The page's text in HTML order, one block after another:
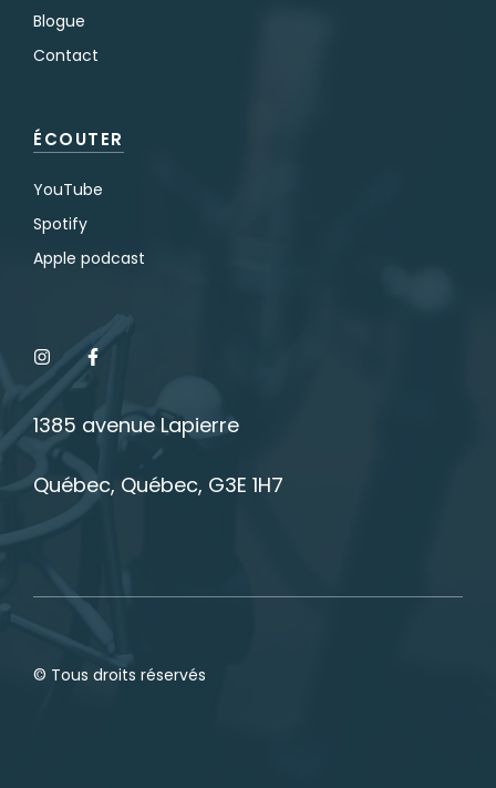
Blogue
Contact
ÉCOUTER
YouTube
Spotify
Apple podcast
1385 avenue Lapierre
Québec, Québec, G3E 1H7
© Tous droits réservés